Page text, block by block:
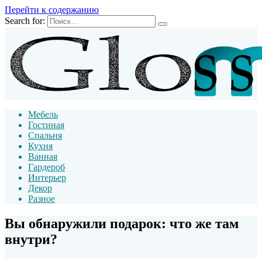
Перейти к содержанию
Search for:
Мебель
Гостиная
Спальня
Кухня
Ванная
Гардероб
Интерьер
Декор
Разное
Вы обнаружили подарок: что же там
внутри?